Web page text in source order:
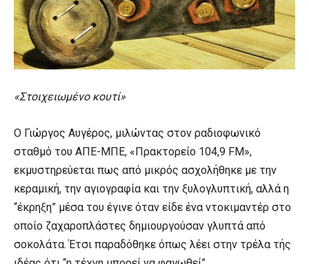
«Στοιχειωμένο κουτί»
Ο Γιώργος Αυγέρος, μιλώντας στον ραδιοφωνικό
σταθμό του ΑΠΕ-ΜΠΕ, «Πρακτορείο 104,9 FM»,
εκμυστηρεύεται πως από μικρός ασχολήθηκε με την
κεραμική, την αγιογραφία και την ξυλογλυπτική, αλλά η
“έκρηξη” μέσα του έγινε όταν είδε ένα ντοκιμαντέρ στο
οποίο ζαχαροπλάστες δημιουργούσαν γλυπτά από
σοκολάτα. Έτσι παραδόθηκε όπως λέει στην τρέλα τής